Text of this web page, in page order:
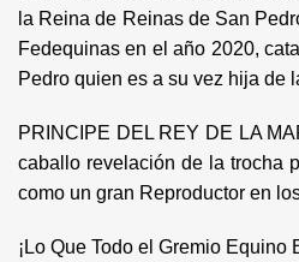
la Reina de Reinas de San
Fedequinas en el año 2020,
Pedro quien es a su vez hija de
PRINCIPE DEL REY DE LA
caballo revelación de la trocha
como un gran Reproductor en
¡Lo Que Todo el Gremio Equino